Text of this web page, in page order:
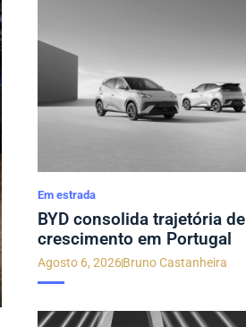
Em estrada
BYD consolida trajetória de
crescimento em Portugal
Agosto 6, 2026Bruno Castanheira